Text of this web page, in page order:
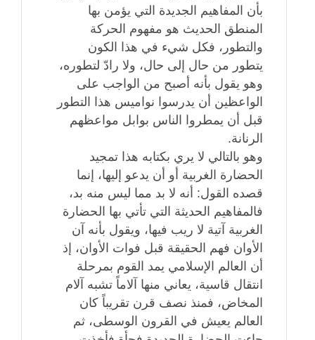
بأن المفاهيم الجديدة التي يؤمن بها
المنطق الحديث هو مفهوم الحركة
والتطور، فكل شيء في هذا الكون
يتطور من حال إلى حال، ولا رادّ لتطوره،
وهو يقول بأنه أصبح من الواجب على
الواعظين أن يدرسوا نواميس هذا التطور
قبل أن يمطروا الناس بوابل مواعظهم
الرنانة.
وهو بالتالي لا يري بكتابه هذا تمجيد
الحضارة الغربية أو أن يدعو إليها، إنما
قصده القول: أنه لا بد مما ليس منه بد،
فالمفاهيم الحديثة التي تأتي بها الحضارة
الغربية آتية لا ريب فيها، ويقول بأنه آن
الأوان فهم الحقيقة قبل فوات الأوان، إذ
أن العالم الإسلامي يمد القوم بمرحلة
انتقال قاسية، يعاني منها آلاماً تشبه آلام
المخاض، فمنذ نصف قرن تقريباً كان
العالم يعيش في القرون الوسطى، ثم